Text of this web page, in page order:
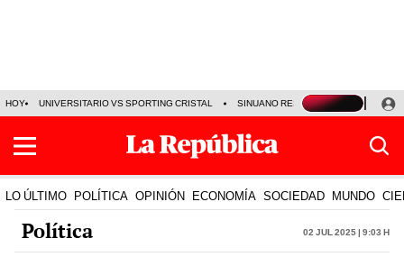
HOY UNIVERSITARIO VS SPORTING CRISTAL SINUANO RESULTADOS HOY
LO ÚLTIMO POLÍTICA OPINIÓN ECONOMÍA SOCIEDAD MUNDO
Política 02 Jul 2025 | 9:03 h